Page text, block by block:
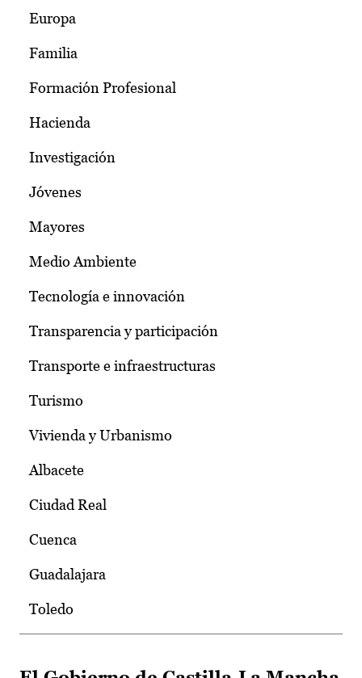
Europa
Familia
Formación Profesional
Hacienda
Investigación
Jóvenes
Mayores
Medio Ambiente
Tecnología e innovación
Transparencia y participación
Transporte e infraestructuras
Turismo
Vivienda y Urbanismo
Albacete
Ciudad Real
Cuenca
Guadalajara
Toledo